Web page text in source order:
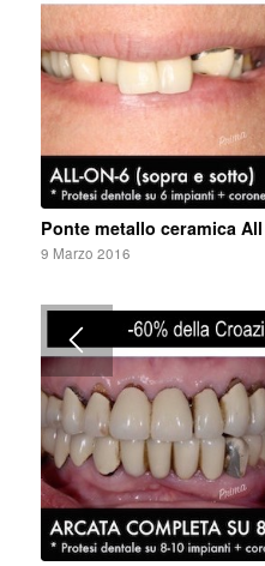
Ponte metallo ceramica
9 Marzo 2016